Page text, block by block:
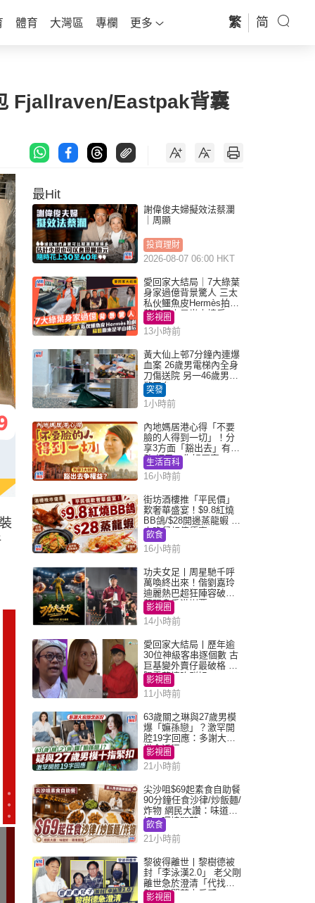
體育 大灣區 專欄 更多 繁 简
Fjallraven/Eastpak背囊
最Hit
謝偉俊夫婦擬效法蔡瀾
｜周顯
投資理財
2026-08-07 06:00 HKT
愛回家大結局｜7大綠葉
身家過億背景驚人 三太
私伙鱷魚皮Hermès拍劇
蘇姐原來是半山樓后
影視圈
13小時前
黃大仙上邨7分鐘內連爆
血案 26歲男電梯內全身
刀傷送院 另一46歲男倒
斃平台
突發
1小時前
內地媽居港心得「不要
臉的人得到一切」！分
享3方面「豁出去」有著
數 網民：你好厲害
生活百科
16小時前
街坊酒樓推「平民價」
歎奢華盛宴！$9.8紅燒
BB鴿/$28開邊蒸龍蝦 3
大晚餐超值優惠
飲食
16小時前
功夫女足丨周星馳千呼
萬喚終出來！偕劉嘉玲
迪麗熱巴超狂陣容破天
荒現身香港謝票
影視圈
14小時前
愛回家大結局丨歷年逾
30位神級客串逐個數 古
巨基變外賣仔最破格 歐
陽震華情陷群姐
影視圈
11小時前
63歲關之琳與27歲男模
爆「嫲孫戀」？激罕開
腔19字回應：多謝大家
掛念近況
影視圈
21小時前
尖沙咀$69起素食自助餐
90分鐘任食沙律/炒飯麵/
炸物 網民大讚：味道
好，環境闊落
飲食
21小時前
黎彼得離世丨黎樹德被
封「李泳漢2.0」 老父剛
離世急於澄清「代找卡
數」傳聞惹人反感
影視圈